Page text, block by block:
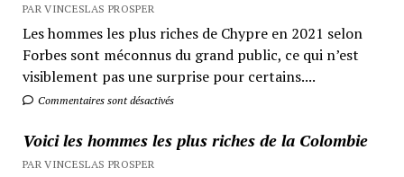
PAR VINCESLAS PROSPER
Les hommes les plus riches de Chypre en 2021 selon
Forbes sont méconnus du grand public, ce qui n’est
visiblement pas une surprise pour certains....
Commentaires sont désactivés
Voici les hommes les plus riches de la Colombie
PAR VINCESLAS PROSPER